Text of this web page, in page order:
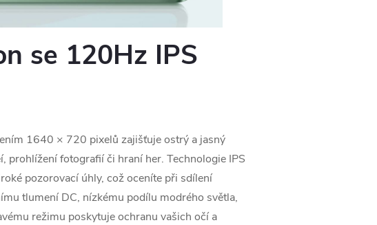
se 120Hz IPS
1640 × 720 pixelů zajišťuje ostrý a jasný
prohlížení fotografií či hraní her. Technologie IPS
pozorovací úhly, což oceníte při sdílení
tlumení DC, nízkému podílu modrého světla,
režimu poskytuje ochranu vašich očí a